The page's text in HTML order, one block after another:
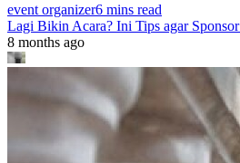
event organizer6 mins read
Lagi Bikin Acara? Ini Tips agar
8 months ago